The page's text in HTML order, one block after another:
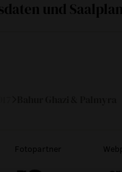
und Saalplan
Fotopartner